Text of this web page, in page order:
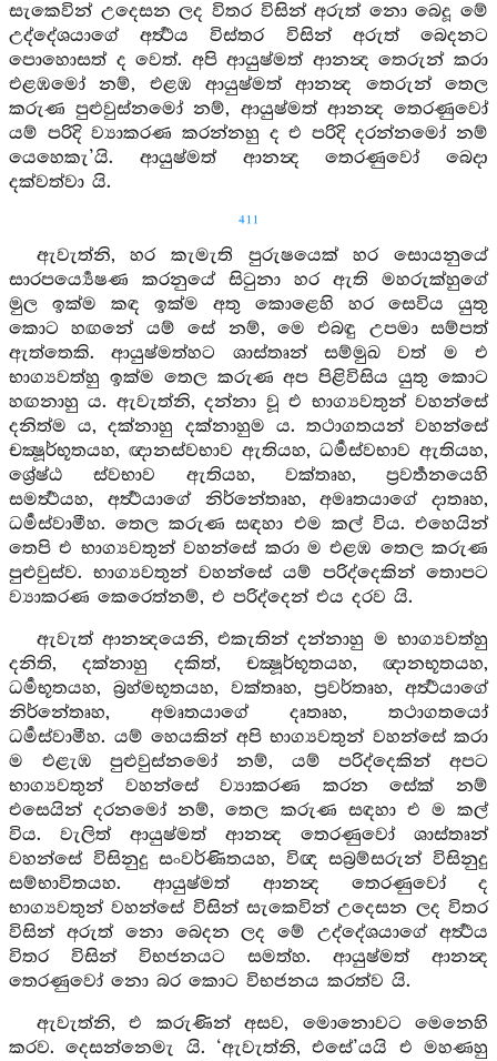
සැකෙවින් උදෙසන ලද විතර විසින් අරුත් නො බෙදූ මේ
උද්දේශයාගේ අර්‍ත්‍ථය විස්තර විසින් අරුත් බෙදනට
පොහොසත් ද වෙත්. අපි ආයුෂ්මත් ආනන්‍ද තෙරුන් කරා
එළඹමෝ නම්, එළඹ ආයුෂ්මත් ආනන්‍ද තෙරුන් තෙල
කරුණ පුළුවුස්නමෝ නම්, ආයුෂ්මත් ආනන්‍ද තෙරණුවෝ
යම් පරිදි ව්‍යාකරණ කරන්නහු ද එ පරිදි දරන්නමෝ නම්
යෙහෙකැ’යි. ආයුෂ්මත් ආනන්‍ද තෙරණුවෝ බෙදා
දක්වත්වා යි.
411
ඇවැත්නි, හර කැමැති පුරුෂයෙක් හර සොයනුයේ
සාරපර්‍ය්‍යෙෂණ කරනුයේ සිටුනා හර ඇති මහරුක්හුගේ
මුල ඉක්ම කඳ ඉක්ම අතු කොළෙහි හර සෙවිය යුතු
කොට හඟනේ යම් සේ නම්, මෙ එබඳු උපමා සම්පත්
ඇත්තෙකි. ආයුෂ්මත්හට ශාස්තෘන් සම්මුඛ වත් ම එ
භාග්‍යවත්හු ඉක්ම තෙල කරුණ අප පිළිවිසිය යුතු කොට
හඟනාහු ය. ඇවැත්නි, දන්නා වූ එ භාග්‍යවතුන් වහන්සේ
දනිත්ම ය, දක්නාහු දක්නාහුම ය. තථාගතයන් වහන්සේ
චක්‍ෂූර්භූතයහ, ඥානස්වභාව ඇතියහ, ධර්‍මස්වභාව ඇතියහ,
ශ්‍රේෂ්ඨ ස්වභාව ඇතියහ, වක්තෘහ, ප්‍රවර්‍තනයෙහි
සමර්‍ත්‍ථයහ, අර්‍ත්‍ථයාගේ නිර්නේතෘහ, අමෘතයාගේ දාතෘහ,
ධර්‍මස්වාමීහ. තෙල කරුණ සඳහා එම කල් විය. එහෙයින්
තෙපි එ භාග්‍යවතුන් වහන්සේ කරා ම එළඹ තෙල කරුණ
පුළුවුස්ව. භාග්‍යවතුන් වහන්සේ යම් පරිද්දෙකින් තොපට
ව්‍යාකරණ කෙරෙත්නම්, එ පරිද්දෙන් එය දරව යි.
ඇවැත් ආනන්‍දයෙනි, එකැතින් දන්නාහු ම භාග්‍යවත්හු
දනිති, දක්නාහු දකිත්, චක්‍ෂූර්භූතයහ, ඥානභූතයහ,
ධර්‍මභූතයහ, බ්‍රහ්මභූතයහ, වක්තෘහ, ප්‍රවර්තෘහ, අර්‍ත්‍ථයාගේ
නිර්නේතෘහ, අමෘතයාගේ දෘතෘහ, තථාගතයෝ
ධර්‍මස්වාමීහ. යම් හෙයකින් අපි භාග්‍යවතුන් වහන්සේ කරා
ම එළැඹ පුළුවුස්නමෝ නම්, යම් පරිද්දෙකින් අපට
භාග්‍යවතුන් වහන්සේ ව්‍යාකරණ කරන සේක් නම්
එසෙයින් දරනමෝ නම්, තෙල කරුණ සඳහා එ ම කල්
විය. වැලිත් ආයුෂ්මත් ආනන්‍ද තෙරණුවෝ ශාස්තෘන්
වහන්සේ විසිනුදු සංවර්ණිතයහ, විඥ සබ්‍රම්සරුන් විසිනුදු
සම්භාවිතයහ. ආයුෂ්මත් ආනන්‍ද තෙරණුවෝ ද
භාග්‍යවතුන් වහන්සේ විසින් සැකෙවින් උදෙසන ලද විතර
විසින් අරුත් නො බෙදන ලද මේ උද්දේශයාගේ අර්‍ත්‍ථය
විතර විසින් විභජනයට සමත්හ. ආයුෂ්මත් ආනන්‍ද
තෙරණුවෝ නො බර කොට විභජනය කරත්ව යි.
ඇවැත්නි, එ කරුණින් අසව, මොනොවට මෙනෙහි
කරව. දෙසන්නෙමැ යි. ‘ඇවැත්නි, එසේ’යයි එ මහණහු